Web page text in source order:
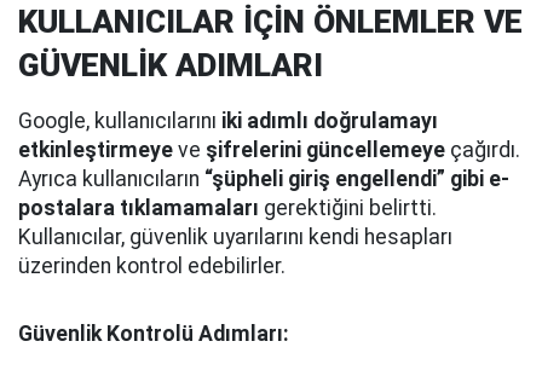
KULLANICILAR İÇİN ÖNLEMLER VE
GÜVENLİK ADIMLARI
Google, kullanıcılarını iki adımlı doğrulamayı
etkinleştirmeye ve şifrelerini güncellemeye çağırdı.
Ayrıca kullanıcıların “şüpheli giriş engellendi” gibi e-
postalara tıklamamaları gerektiğini belirtti.
Kullanıcılar, güvenlik uyarılarını kendi hesapları
üzerinden kontrol edebilirler.
Güvenlik Kontrolü Adımları: